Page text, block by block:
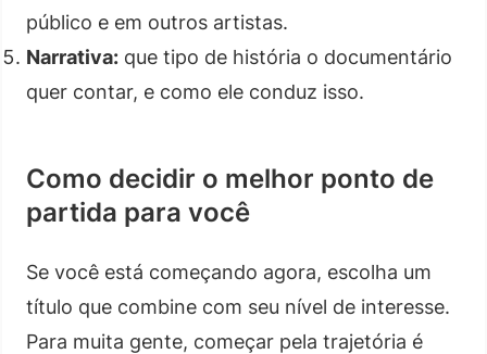
público e em outros artistas.
Narrativa: que tipo de história o documentário
quer contar, e como ele conduz isso.
Como decidir o melhor ponto de
partida para você
Se você está começando agora, escolha um
título que combine com seu nível de interesse.
Para muita gente, começar pela trajetória é